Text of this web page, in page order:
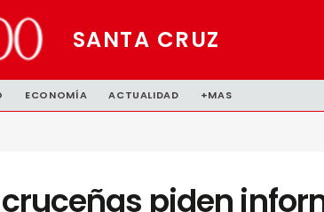
SANTA CRUZ
ECONOMÍA ACTUALIDAD +MAS
piden